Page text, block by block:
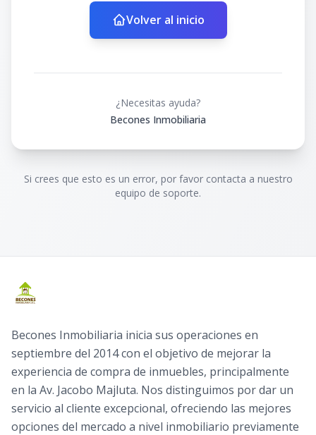
Volver al inicio
¿Necesitas ayuda?
Becones Inmobiliaria
Si crees que esto es un error, por favor contacta a nuestro
equipo de soporte.
Becones Inmobiliaria inicia sus operaciones en
septiembre del 2014 con el objetivo de mejorar la
experiencia de compra de inmuebles, principalmente
en la Av. Jacobo Majluta. Nos distinguimos por dar un
servicio al cliente excepcional, ofreciendo las mejores
opciones del mercado a nivel inmobiliario previamente